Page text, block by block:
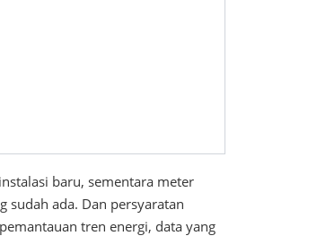
baru, sementara meter
ada. Dan persyaratan
tren energi, data yang